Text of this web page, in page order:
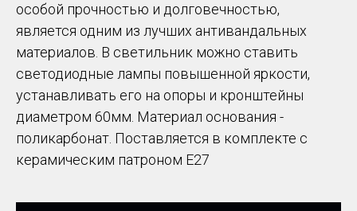
особой прочностью и долговечностью,
является одним из лучших антивандальных
материалов. В светильник можно ставить
светодиодные лампы повышенной яркости,
устанавливать его на опоры и кронштейны
диаметром 60мм. Материал основания -
поликарбонат. Поставляется в комплекте с
керамическим патроном Е27